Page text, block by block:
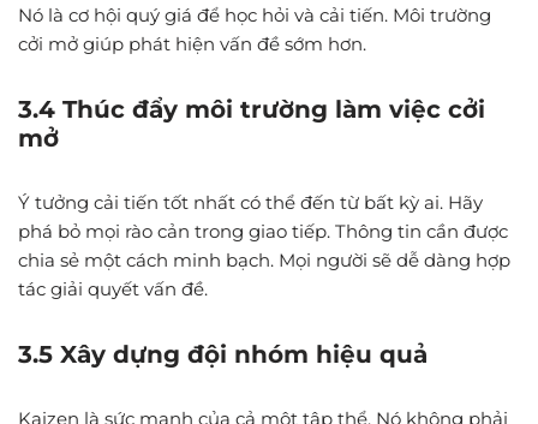
Nó là cơ hội quý giá để học hỏi và cải tiến. Môi trường
cởi mở giúp phát hiện vấn đề sớm hơn.
3.4 Thúc đẩy môi trường làm việc cởi
mở
Ý tưởng cải tiến tốt nhất có thể đến từ bất kỳ ai. Hãy
phá bỏ mọi rào cản trong giao tiếp. Thông tin cần được
chia sẻ một cách minh bạch. Mọi người sẽ dễ dàng hợp
tác giải quyết vấn đề.
3.5 Xây dựng đội nhóm hiệu quả
Kaizen là sức mạnh của cả một tập thể. Nó không phải